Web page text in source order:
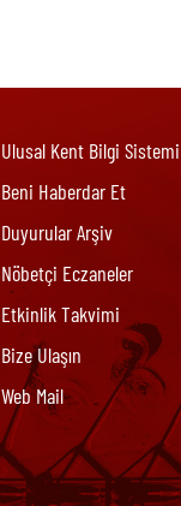
Ulusal Kent Bilgi Sistemi
Beni Haberdar Et
Duyurular Arşiv
Nöbetçi Eczaneler
Etkinlik Takvimi
Bize Ulaşın
Web Mail